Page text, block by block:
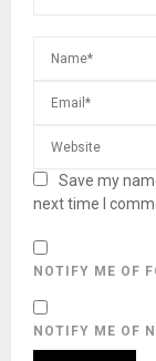
Save my
next time I
NOTIFY ME OF
NOTIFY ME OF